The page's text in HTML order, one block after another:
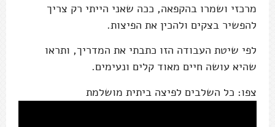
מרכזי ושמרו בהקפאה, ככה שאני הייתי רק צריך
להפשיר בצקים ולהכין את הפיצות.
לפי שיטת העבודה הזו כתבתי את המדריך, ותראו
שהיא עושה חיים מאוד קלים ונעימים.
צפו: כל השלבים לפיצה ביתית מושלמת